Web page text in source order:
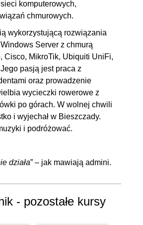
komputerowych,
chmurowych.
wykorzystującą rozwiązania
Server z chmurą
Cisco, MikroTik, Ubiquiti UniFi,
pasją jest praca z
oraz prowadzenie
wycieczki rowerowe z
po górach. W wolnej chwili
i wyjechał w Bieszczady.
i podróżować.
działa” – jak mawiają admini.
- pozostałe kursy